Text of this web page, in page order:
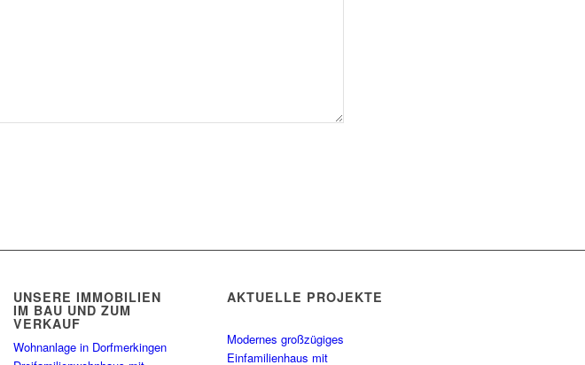
UNSERE IMMOBILIEN
IM BAU UND ZUM
VERKAUF
Wohnanlage in Dorfmerkingen
AKTUELLE PROJEKTE
Modernes großzügiges
Einfamilienhaus mit